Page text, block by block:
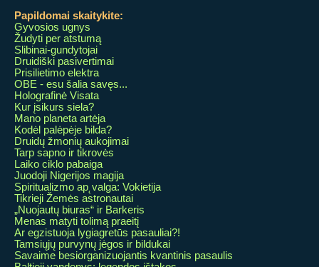
Papildomai skaitykite:
Gyvosios ugnys
Žudyti per atstumą
Slibinai-gundytojai
Druidiški pasivertimai
Prisilietimo elektra
OBE - esu šalia savęs...
Holografinė Visata
Kur įsikurs siela?
Mano planeta artėja
Kodėl palėpėje bilda?
Druidų žmonių aukojimai
Tarp sapno ir tikrovės
Laiko ciklo pabaiga
Juodoji Nigerijos magija
Spiritualizmo ap˛valga: Vokietija
Tikrieji Žemės astronautai
„Nuojautų biuras“ ir Barkeris
Menas matyti tolimą praeitį
Ar egzistuoja lygiagretūs pasauliai?!
Tamsiųjų purvynų jėgos ir bildukai
Savaime besiorganizuojantis kvantinis pasaulis